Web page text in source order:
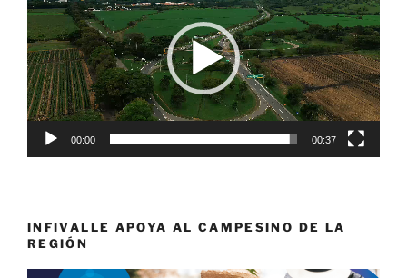
vídeo
00:00 00:37
INFIVALLE APOYA AL CAMPESINO DE LA
REGIÓN